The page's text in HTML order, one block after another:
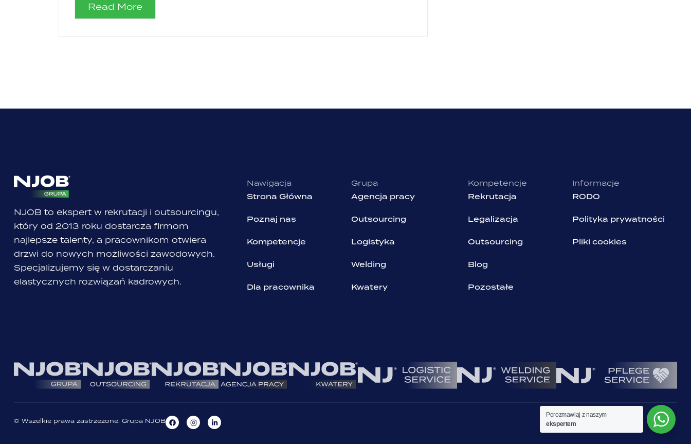
Read More
NJOB to ekspert w rekrutacji i outsourcingu,
który od 2013 roku dostarcza firmom
najlepsze talenty, a pracownikom otwiera
drzwi do nowych możliwości zawodowych.
Specjalizujemy się w dostarczaniu
elastycznych rozwiązań kadrowych.
Nawigacja
Strona Główna
Poznaj nas
Kompetencje
Usługi
Dla pracownika
Grupa
Agencja pracy
Outsourcing
Logistyka
Welding
Kwatery
Kompetencje
Rekrutacja
Legalizacja
Outsourcing
Blog
Pozostałe
Informacje
RODO
Polityka prywatności
Pliki cookies
© Wszelkie prawa zastrzeżone. Grupa NJOB
Porozmawiaj z naszym
ekspertem